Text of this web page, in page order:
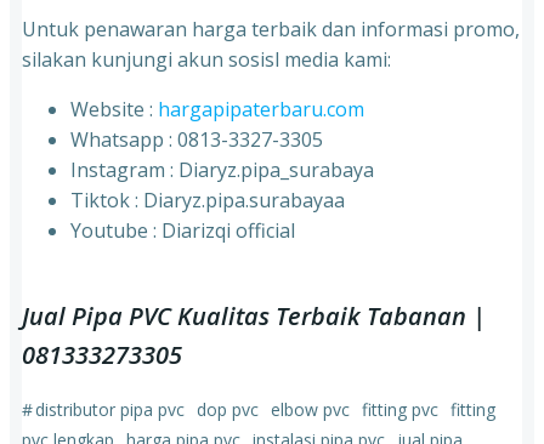
Untuk penawaran harga terbaik dan informasi promo,
silakan kunjungi akun sosisl media kami:
Website : hargapipaterbaru.com
Whatsapp : 0813-3327-3305
⁠Instagram : Diaryz.pipa_surabaya
⁠Tiktok : Diaryz.pipa.surabayaa
⁠Youtube : Diarizqi official
Jual Pipa PVC Kualitas Terbaik Tabanan |
081333273305
#distributor pipa pvc dop pvc elbow pvc fitting pvc fitting